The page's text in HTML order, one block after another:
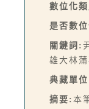
數位化
是否數
關鍵詞:
雄大林
典藏單
摘要: 本